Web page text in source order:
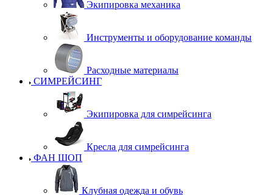
Экипировка механика
Инструменты и оборудование команды
Расходные материалы
СИМРЕЙСИНГ
Экипировка для симрейсинга
Кресла для симрейсинга
ФАН ШОП
Клубная одежда и обувь